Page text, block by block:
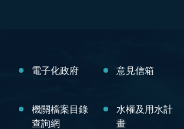
電子化政府 意見信箱
機關檔案目錄
查詢網
水權及用水計
畫